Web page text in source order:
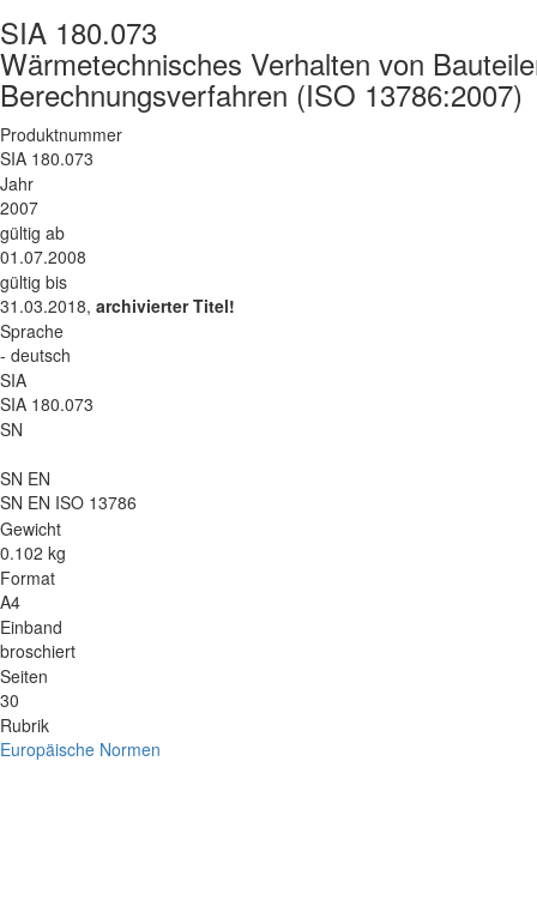
SIA 180.073
Wärmetechnisches Verhalten von
Berechnungsverfahren (ISO 13786:2007)
Produktnummer
SIA 180.073
Jahr
2007
gültig ab
01.07.2008
gültig bis
31.03.2018, archivierter Titel!
Sprache
- deutsch
SIA
SIA 180.073
SN
SN EN
SN EN ISO 13786
Gewicht
0.102 kg
Format
A4
Einband
broschiert
Seiten
30
Rubrik
Europäische Normen